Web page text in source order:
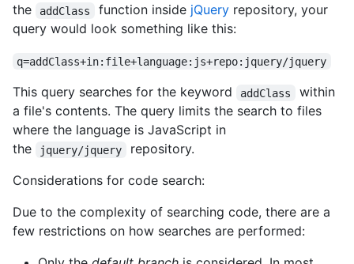
the
addClass function inside jQueryrepository, your
query would look something like this:
q=addClass+in:file+language:js+repo:jquery/jquery
This query searches for the keyword addClass
within
a file's contents. The query limits the search to files
where the language is JavaScript in
the
jquery/jquery
repository.
Considerations for code search:
Due to the complexity of searching code, there are a
few restrictions on how searches are performed: